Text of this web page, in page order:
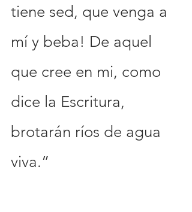
tiene sed, que venga a
mí y beba! De aquel
que cree en mi, como
dice la Escritura,
brotarán ríos de agua
viva.”